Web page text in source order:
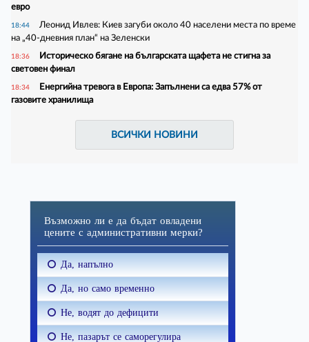
евро
18:44
Леонид Ивлев: Киев загуби около 40 населени места по време
на „40-дневния план“ на Зеленски
18:36
Историческо бягане на българската щафета не стигна за
световен финал
18:34
Енергийна тревога в Европа: Запълнени са едва 57% от
газовите хранилища
ВСИЧКИ НОВИНИ